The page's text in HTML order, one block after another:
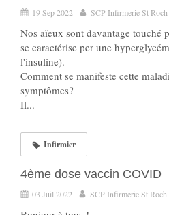
19 Sep 2022 SCP Infirmerie St Roch
Nos aïeux sont davantage touché
se caractérise per une
l'insuline).
Comment se manifeste cette
symptômes?
Il...
Infirmier
4ème dose vaccin COVID
03 Juil 2022 SCP Infirmerie St Roch